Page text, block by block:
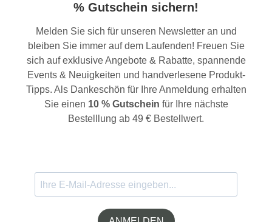
% Gutschein sichern!
Melden Sie sich für unseren Newsletter an und
bleiben Sie immer auf dem Laufenden! Freuen Sie
sich auf exklusive Angebote & Rabatte, spannende
Events & Neuigkeiten und handverlesene Produkt-
Tipps. Als Dankeschön für Ihre Anmeldung erhalten
Sie einen 10 % Gutschein für Ihre nächste
Bestelllung ab 49 € Bestellwert.